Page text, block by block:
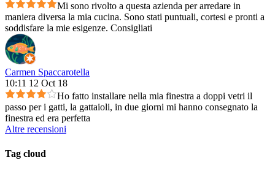
Mi sono rivolto a questa azienda per arredare in
maniera diversa la mia cucina. Sono stati puntuali, cortesi e pronti a
soddisfare la mie esigenze. Consigliati
Carmen Spaccarotella
10:11 12 Oct 18
Ho fatto installare nella mia finestra a doppi vetri il
passo per i gatti, la gattaioli, in due giorni mi hanno consegnato la
finestra ed era perfetta
Altre recensioni
Tag cloud